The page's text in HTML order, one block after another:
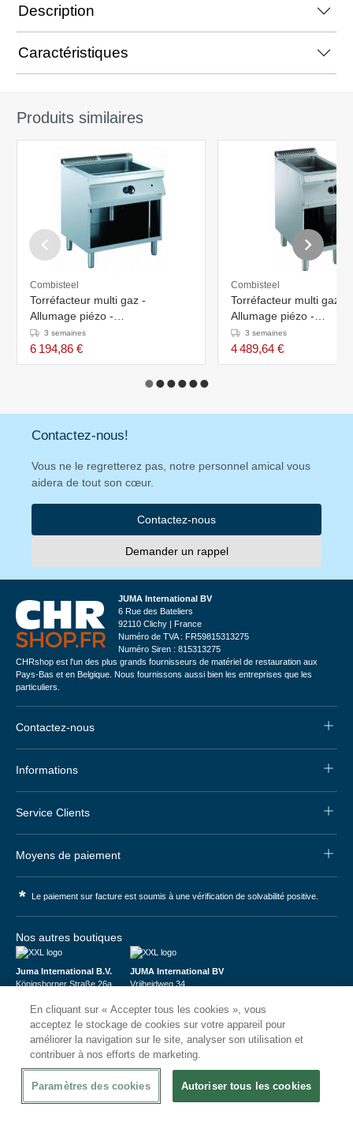
Description
Caractéristiques
Produits similaires
Combisteel
Torréfacteur multi gaz -
Allumage piézo -
800x700x(h)850mm
3 semaines
6 194,86 €
Combisteel
Torréfacteur multi gaz -
Allumage piézo -
400x700x(h)850mm
3 semaines
4 489,64 €
Contactez-nous!
Vous ne le regretterez pas, notre personnel amical vous
aidera de tout son cœur.
Contactez-nous
Demander un rappel
JUMA International BV
6 Rue des Bateliers
92110 Clichy | France
Numéro de TVA : FR59815313275
Numéro Siren : 815313275
CHRshop est l'un des plus grands fournisseurs de matériel de restauration aux
Pays-Bas et en Belgique. Nous fournissons aussi bien les entreprises que les
particuliers.
Contactez-nous
Informations
Service Clients
Moyens de paiement
* Le paiement sur facture est soumis à une vérification de solvabilité positive.
Nos autres boutiques
Juma International B.V.
Königsborner Straße 26a
USt-ID: DE321159873
Handelsregister: 58573909
JUMA International BV
Vrijheidweg 34
BTW: NL853095048B01
K.V.K.: 58573909
En cliquant sur « Accepter tous les cookies », vous
acceptez le stockage de cookies sur votre appareil pour
améliorer la navigation sur le site, analyser son utilisation et
contribuer à nos efforts de marketing.
Paramètres des cookies Autoriser tous les cookies